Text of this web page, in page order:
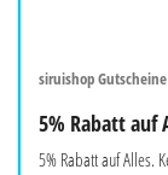
siruishop
5% Rabatt auf
5% Rabatt auf Alles.